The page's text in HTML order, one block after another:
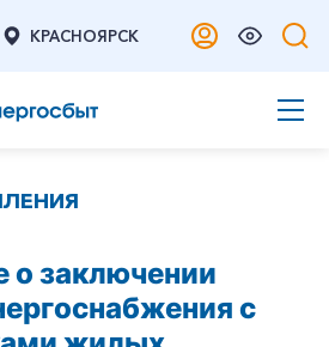
КРАСНОЯРСК
о заключении
с